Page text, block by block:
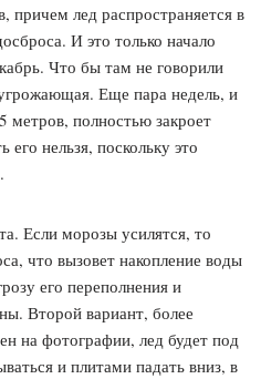
причем лед распространяется в
И это только начало
Что бы там не говорили
Еще пара недель, и
метров, полностью закроет
нельзя, поскольку это
Если морозы усилятся, то
что вызовет накопление воды
его переполнения и
Второй вариант, более
на фотографии, лед будет под
и плитами падать вниз, в